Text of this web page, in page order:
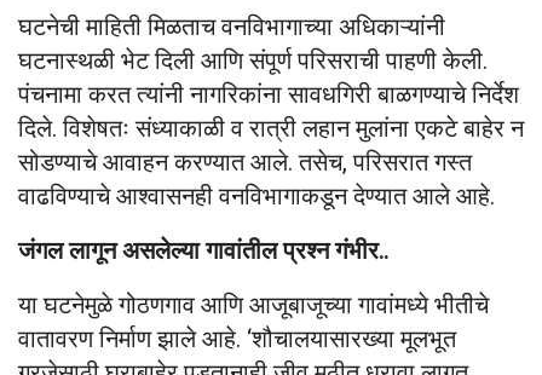
घटनेची माहिती मिळताच वनविभागाच्या अधिकाऱ्यांनी
घटनास्थळी भेट दिली आणि संपूर्ण परिसराची पाहणी केली.
पंचनामा करत त्यांनी नागरिकांना सावधगिरी बाळगण्याचे निर्देश
दिले. विशेषतः संध्याकाळी व रात्री लहान मुलांना एकटे बाहेर न
सोडण्याचे आवाहन करण्यात आले. तसेच, परिसरात गस्त
वाढविण्याचे आश्वासनही वनविभागाकडून देण्यात आले आहे.
जंगल लागून असलेल्या गावांतील प्रश्न गंभीर..
या घटनेमुळे गोठणगाव आणि आजूबाजूच्या गावांमध्ये भीतीचे
वातावरण निर्माण झाले आहे. ‘शौचालयासारख्या मूलभूत